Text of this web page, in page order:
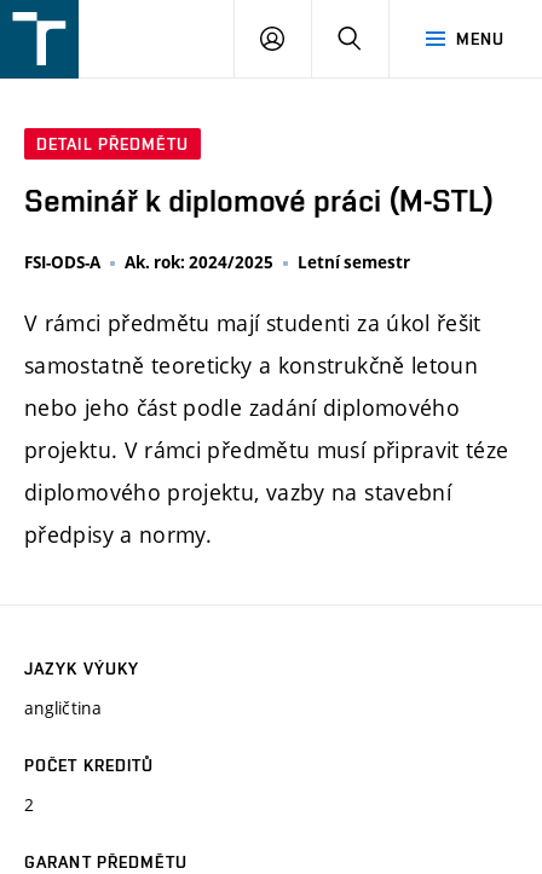
v
MENU
PŘIHLÁŠENÍ
DETAIL PŘEDMĚTU
Seminář k diplomové práci (M-STL)
FSI-ODS-A Ak. rok: 2024/2025 Letní semestr
V rámci předmětu mají studenti za úkol řešit
samostatně teoreticky a konstrukčně letoun
nebo jeho část podle zadání diplomového
projektu. V rámci předmětu musí připravit téze
diplomového projektu, vazby na stavební
předpisy a normy.
JAZYK VÝUKY
angličtina
POČET KREDITŮ
2
GARANT PŘEDMĚTU